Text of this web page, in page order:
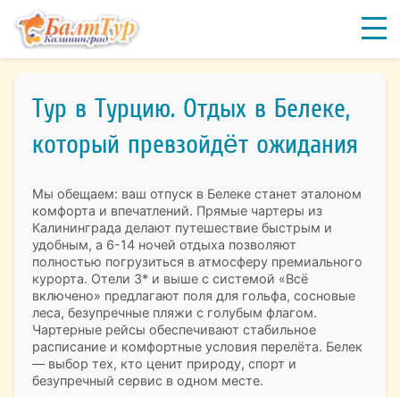
Тур в Турцию. Отдых в Белеке,
который превзойдёт ожидания
Мы обещаем: ваш отпуск в Белеке станет эталоном
комфорта и впечатлений. Прямые чартеры из
Калининграда делают путешествие быстрым и
удобным, а 6-14 ночей отдыха позволяют
полностью погрузиться в атмосферу премиального
курорта. Отели 3* и выше с системой «Всё
включено» предлагают поля для гольфа, сосновые
леса, безупречные пляжи с голубым флагом.
Чартерные рейсы обеспечивают стабильное
расписание и комфортные условия перелёта. Белек
— выбор тех, кто ценит природу, спорт и
безупречный сервис в одном месте.